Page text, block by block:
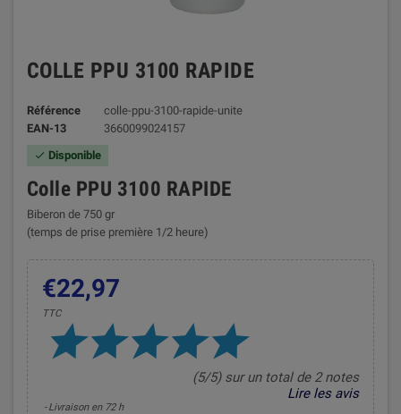
COLLE PPU 3100 RAPIDE
Référence
colle-ppu-3100-rapide-unite
EAN-13
3660099024157
 Disponible
Colle PPU 3100 RAPIDE
Biberon de 750 gr
(temps de prise première 1/2 heure)
€22,97
TTC
(5/5) sur un total de 2 notes
Lire les avis
Livraison en 72 h